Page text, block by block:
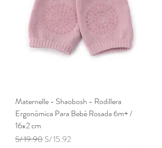
Maternelle - Shaobosh - Rodillera
Ergonómica Para Bebé Rosada 6m+ /
16x2 cm
Precio
S/ 19.90 Precio de oferta
S/ 15.92